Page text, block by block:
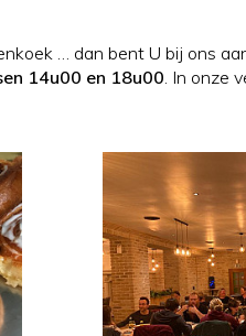
… dan bent U bij ons
14u00 en 18u00. In onze